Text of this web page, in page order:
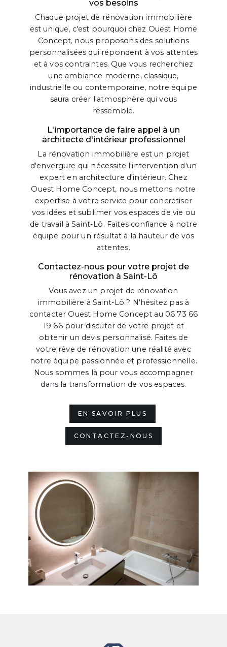
vos besoins
Chaque projet de rénovation immobilière
est unique, c'est pourquoi chez Ouest Home
Concept, nous proposons des solutions
personnalisées qui répondent à vos attentes
et à vos contraintes. Que vous recherchiez
une ambiance moderne, classique,
industrielle ou contemporaine, notre équipe
saura créer l'atmosphère qui vous
ressemble.
L'importance de faire appel à un
architecte d'intérieur professionnel
La rénovation immobilière est un projet
d'envergure qui nécessite l'intervention d'un
expert en architecture d'intérieur. Chez
Ouest Home Concept, nous mettons notre
expertise à votre service pour concrétiser
vos idées et sublimer vos espaces de vie ou
de travail à Saint-Lô. Faites confiance à notre
équipe pour un résultat à la hauteur de vos
attentes.
Contactez-nous pour votre projet de
rénovation à Saint-Lô
Vous avez un projet de rénovation
immobilière à Saint-Lô ? N'hésitez pas à
contacter Ouest Home Concept au 06 73 66
19 66 pour discuter de votre projet et
obtenir un devis personnalisé. Faites de
votre rêve de rénovation une réalité avec
notre équipe passionnée et professionnelle.
Nous sommes là pour vous accompagner
dans la transformation de vos espaces.
EN SAVOIR PLUS
CONTACTEZ-NOUS